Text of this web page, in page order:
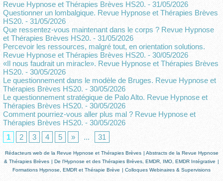
Revue Hypnose et Thérapies Brèves HS20. - 31/05/2026
Questionner un lombalgique. Revue Hypnose et Thérapies Brèves
HS20. - 31/05/2026
Que ressentez-vous maintenant dans le corps ? Revue Hypnose
et Thérapies Brèves HS20. - 31/05/2026
Percevoir les ressources, malgré tout, en orientation solutions.
Revue Hypnose et Thérapies Brèves HS20. - 30/05/2026
«Il nous faudrait un miracle». Revue Hypnose et Thérapies Brèves
HS20. - 30/05/2026
Le questionnement dans le modèle de Bruges. Revue Hypnose et
Thérapies Brèves HS20. - 30/05/2026
Le questionnement stratégique de Palo Alto. Revue Hypnose et
Thérapies Brèves HS20. - 30/05/2026
Comment pourriez-vous aller plus mal ? Revue Hypnose et
Thérapies Brèves HS20. - 30/05/2026
1
2 3 4 5 » ... 31
Rédacteurs web de la Revue Hypnose et Thérapies Brèves | Abstracts de la Revue Hypnose
& Thérapies Brèves | De l'Hypnose et des Thérapies Brèves, EMDR, IMO, EMDR Intégrative |
Formations Hypnose, EMDR et Thérapie Brève | Colloques Webinaires & Supervisions